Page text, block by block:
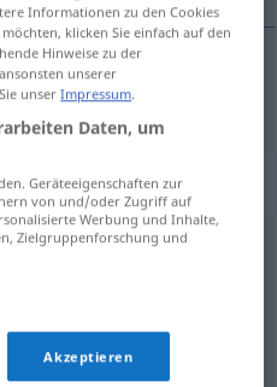
"angehen"
adressieren
Informationen zu den Cookies
klicken Sie einfach auf den
Hinweise zu der
unserer
unserImpressum.
Daten, um
Geräteeigenschaften zur
von und/oder Zugriff auf
Werbung und Inhalte,
Zielgruppenforschung und
Akzeptieren